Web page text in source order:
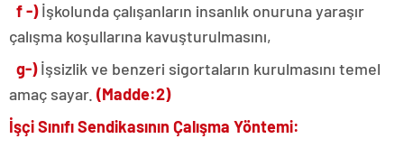
f -)İşkolunda çalışanların insanlık onuruna yaraşır
çalışma koşullarına kavuşturulmasını,
g-)İşsizlik ve benzeri sigortaların kurulmasını temel
amaç sayar. (Madde:2)
İşçi Sınıfı Sendikasının Çalışma Yöntemi: